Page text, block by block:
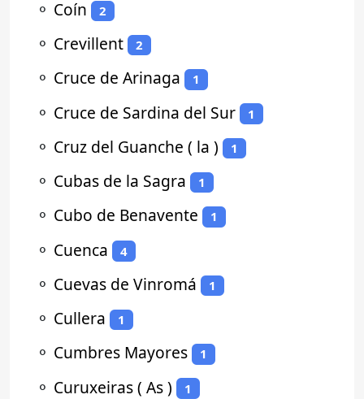
⚬ Coín 2
⚬ Crevillent 2
⚬ Cruce de Arinaga 1
⚬ Cruce de Sardina del Sur 1
⚬ Cruz del Guanche ( la ) 1
⚬ Cubas de la Sagra 1
⚬ Cubo de Benavente 1
⚬ Cuenca 4
⚬ Cuevas de Vinromá 1
⚬ Cullera 1
⚬ Cumbres Mayores 1
⚬ Curuxeiras ( As ) 1